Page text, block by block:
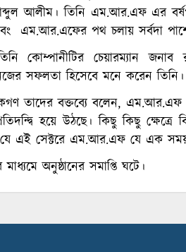
আলীম। তিনি এম.আর.এফ এর
এম.আর.এফের পথ চলায় সর্বদা পাশে
কোম্পানীটির চেয়ারম্যান
সফলতা হিসেবে মনে করেন তিনি।
তাদের বক্তব্যে বলেন,
হয়ে উঠছে। কিছু কিছু
এই সেক্টরে এম.আর.এফ যে এক সময়
অনুষ্ঠানের সমাপ্তি ঘটে।